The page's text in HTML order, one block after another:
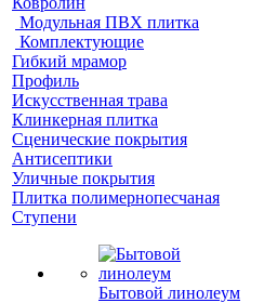
Модульная ПВХ плитка
Комплектующие
Гибкий мрамор
Профиль
Искусственная трава
Клинкерная плитка
Сценические покрытия
Антисептики
Уличные покрытия
Плитка полимернопесчаная
Ступени
Бытовой линолеум